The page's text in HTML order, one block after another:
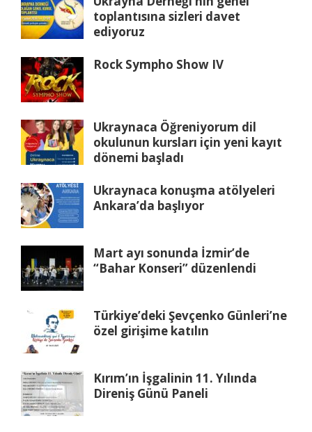
toplantısına sizleri davet
ediyoruz
Rock Sympho Show IV
Ukraynaca Öğreniyorum dil
okulunun kursları için yeni kayıt
dönemi başladı
Ukraynaca konuşma atölyeleri
Ankara’da başlıyor
Mart ayı sonunda İzmir’de
“Bahar Konseri” düzenlendi
Türkiye’deki Şevçenko Günleri’ne
özel girişime katılın
Kırım’ın İşgalinin 11. Yılında
Direniş Günü Paneli